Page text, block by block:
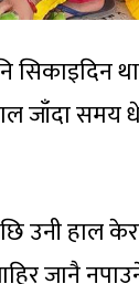
जाँदा समय
उनी हाल
जानै